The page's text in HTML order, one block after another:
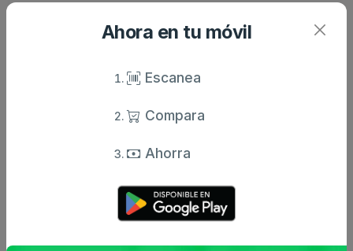
Análisis de precio
Ahora en tu móvil
Escanea
Compara
Ahorra